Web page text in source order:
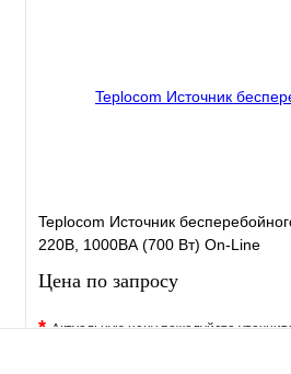
Teplocom Источник
220В, 1000ВА (700 Вт) On-Line
Цена по запросу
*Актуальную цену пожалуйста